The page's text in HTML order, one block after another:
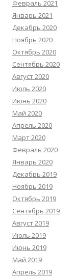
Февраль 2021
Январь 2021
Декабрь 2020
Ноябрь 2020
Октябрь 2020
Сентябрь 2020
Август 2020
Июль 2020
Июнь 2020
Май 2020
Апрель 2020
Март 2020
Февраль 2020
Январь 2020
Декабрь 2019
Ноябрь 2019
Октябрь 2019
Сентябрь 2019
Август 2019
Июль 2019
Июнь 2019
Май 2019
Апрель 2019